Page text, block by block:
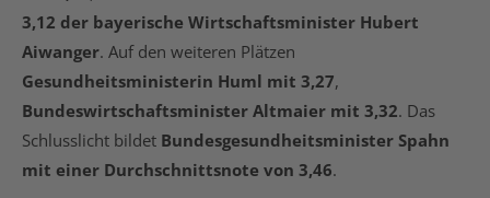
3,12 der bayerische Wirtschaftsminister Hubert
Aiwanger. Auf den weiteren Plätzen
Gesundheitsministerin Huml mit 3,27,
Bundeswirtschaftsminister Altmaier mit 3,32. Das
Schlusslicht bildet Bundesgesundheitsminister Spahn
mit einer Durchschnittsnote von 3,46.